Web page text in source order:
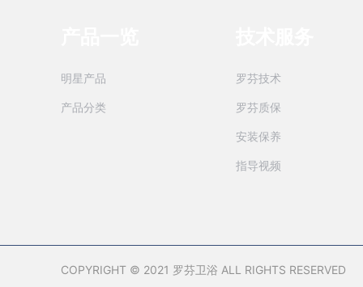
明星产品
产品分类
罗芬技术
罗芬质保
安装保养
指导视频
COPYRIGHT © 2021 罗芬卫浴 ALL RIGHTS RESERVED